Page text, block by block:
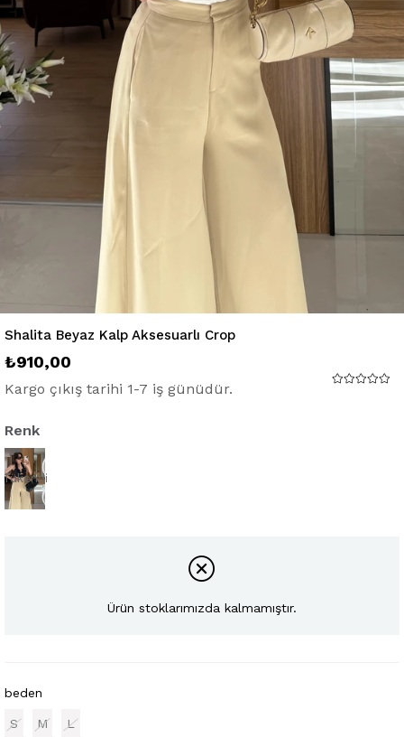
Shalita Beyaz Kalp Aksesuarlı Crop
₺910,00
Kargo çıkış tarihi 1-7 iş günüdür.
Renk
Tükendi
Ürün stoklarımızda kalmamıştır.
beden
S M L